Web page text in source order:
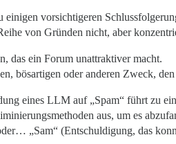
vorsichtigeren
von Gründen nicht, aber
das ein Forum unattraktiver macht.
bösartigen oder anderen Zweck,
eines LLM auf „Spam“ führt zu
aus, um es
„Sam“ (Entschuldigung, das